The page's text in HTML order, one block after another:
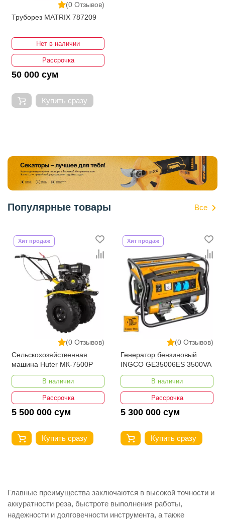
(0 Отзывов)
Труборез MATRIX 787209
Нет в наличии
Рассрочка
50 000 сум
Купить сразу
Популярные товары Все
(0 Отзывов)
Хит продаж
Сельскохозяйственная
машина Huter МК-7500P
В наличии
Рассрочка
5 500 000 сум
Купить сразу
(0 Отзывов)
Хит продаж
Генератор бензиновый
INGCO GE35006ES 3500VA
В наличии
Рассрочка
5 300 000 сум
Купить сразу
Главные преимущества заключаются в высокой точности и
аккуратности реза, быстроте выполнения работы,
надежности и долговечности инструмента, а также